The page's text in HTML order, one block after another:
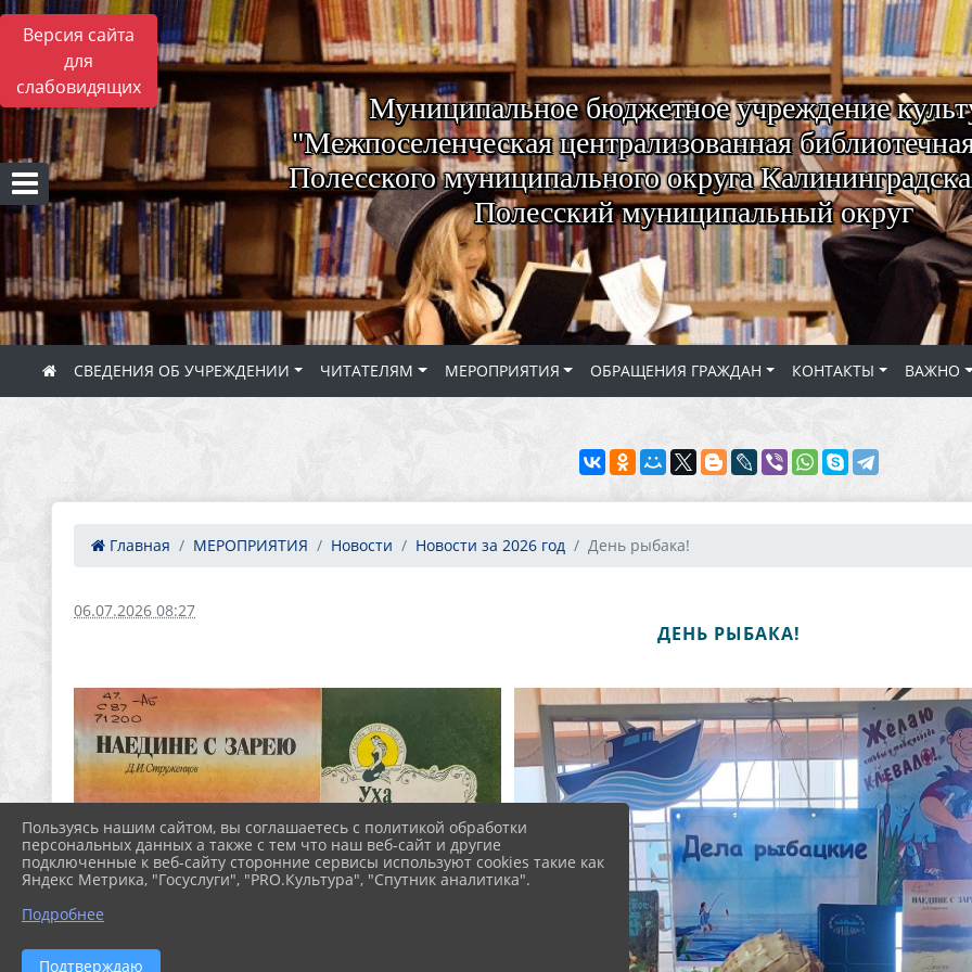
Версия сайта
для
слабовидящих
Муниципальное бюджетное учреждение
"Межпоселенческая централизованная
Полесского муниципального округа
Полесский муниципальный округ
СВЕДЕНИЯ ОБ УЧРЕЖДЕНИИ ЧИТАТЕЛЯМ МЕРОПРИЯТИЯ ОБРАЩЕНИЯ ГРАЖДАН КОНТАКТЫ ВАЖНО
Главная МЕРОПРИЯТИЯ Новости Новости за 2026 год День рыбака!
06.07.2026 08:27
ДЕНЬ РЫБАКА!
Пользуясь нашим сайтом, вы соглашаетесь с политикой обработки
персональных данных а также с тем что наш веб-сайт и другие
подключенные к веб-сайту сторонние сервисы используют cookies такие как
Яндекс Метрика, "Госуслуги", "PRO.Культура", "Спутник аналитика".
Подробнее
Подтверждаю